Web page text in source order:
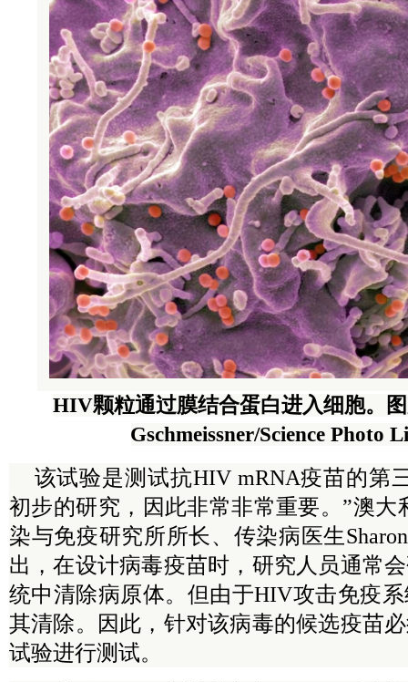
HIV颗粒通过膜结合蛋白进入细胞。
Gschmeissner/Science Photo
该试验是测试抗HIV mRNA疫苗的第
初步的研究，因此非常非常重要。”澳大
染与免疫研究所所长、传染病医生
出，在设计病毒疫苗时，研究人员通常
统中清除病原体。但由于HIV攻击免疫
其清除。因此，针对该病毒的候选疫苗
试验进行测试。